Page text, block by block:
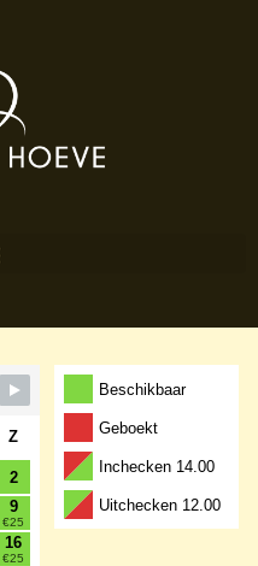
Beschikbaar
Geboekt
Inchecken 14.00
Uitchecken 12.00
Z
2
9
€25
16
€25